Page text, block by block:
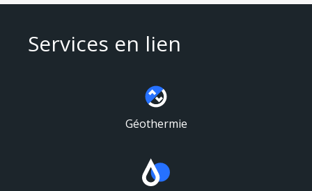
Services en lien
Géothermie